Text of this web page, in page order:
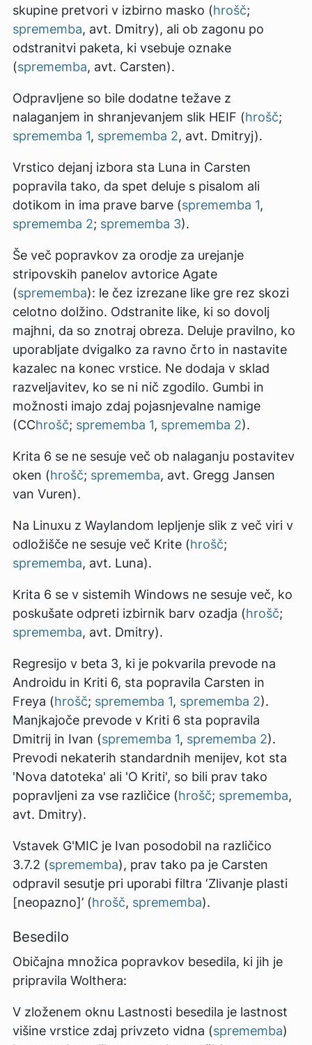
skupine pretvori v izbirno masko (hrošč;
sprememba, avt. Dmitry), ali ob zagonu po
odstranitvi paketa, ki vsebuje oznake
(sprememba, avt. Carsten).
Odpravljene so bile dodatne težave z
nalaganjem in shranjevanjem slik HEIF (hrošč;
sprememba 1, sprememba 2, avt. Dmitryj).
Vrstico dejanj izbora sta Luna in Carsten
popravila tako, da spet deluje s pisalom ali
dotikom in ima prave barve (sprememba 1,
sprememba 2; sprememba 3).
Še več popravkov za orodje za urejanje
stripovskih panelov avtorice Agate
(sprememba): le čez izrezane like gre rez skozi
celotno dolžino. Odstranite like, ki so dovolj
majhni, da so znotraj obreza. Deluje pravilno, ko
uporabljate dvigalko za ravno črto in nastavite
kazalec na konec vrstice. Ne dodaja v sklad
razveljavitev, ko se ni nič zgodilo. Gumbi in
možnosti imajo zdaj pojasnjevalne namige
(CChrošč; sprememba 1, sprememba 2).
Krita 6 se ne sesuje več ob nalaganju postavitev
oken (hrošč; sprememba, avt. Gregg Jansen
van Vuren).
Na Linuxu z Waylandom lepljenje slik z več viri v
odložišče ne sesuje več Krite (hrošč;
sprememba, avt. Luna).
Krita 6 se v sistemih Windows ne sesuje več, ko
poskušate odpreti izbirnik barv ozadja (hrošč;
sprememba, avt. Dmitry).
Regresijo v beta 3, ki je pokvarila prevode na
Androidu in Kriti 6, sta popravila Carsten in
Freya (hrošč; sprememba 1, sprememba 2).
Manjkajoče prevode v Kriti 6 sta popravila
Dmitrij in Ivan (sprememba 1, sprememba 2).
Prevodi nekaterih standardnih menijev, kot sta
'Nova datoteka' ali 'O Kriti', so bili prav tako
popravljeni za vse različice (hrošč; sprememba,
avt. Dmitry).
Vstavek G'MIC je Ivan posodobil na različico
3.7.2 (sprememba), prav tako pa je Carsten
odpravil sesutje pri uporabi filtra ‘Zlivanje plasti
[neopazno]’ (hrošč, sprememba).
Besedilo
Običajna množica popravkov besedila, ki jih je
pripravila Wolthera:
V zloženem oknu Lastnosti besedila je lastnost
višine vrstice zdaj privzeto vidna (sprememba)